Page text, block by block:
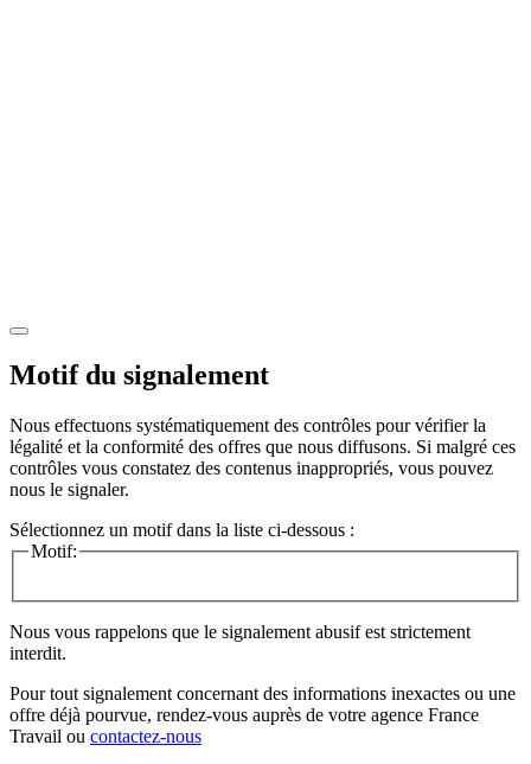
Motif du signalement
Nous effectuons systématiquement des contrôles pour vérifier la
légalité et la conformité des offres que nous diffusons. Si malgré ces
contrôles vous constatez des contenus inappropriés, vous pouvez
nous le signaler.
Sélectionnez un motif dans la liste ci-dessous :
Motif:
Nous vous rappelons que le signalement abusif est strictement
interdit.
Pour tout signalement concernant des informations inexactes ou une
offre déjà pourvue, rendez-vous auprès de votre agence France
Travail ou contactez-nous